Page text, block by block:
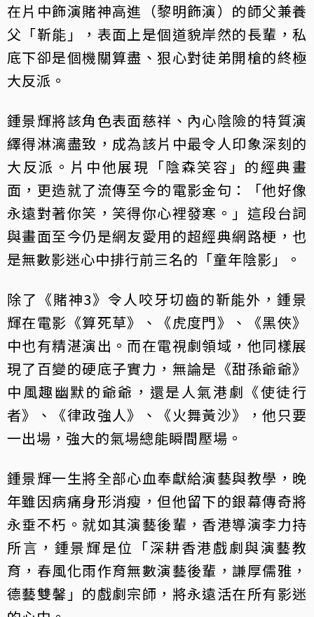
在片中飾演賭神高進（黎明飾演）的師父兼養
父「靳能」，表面上是個道貌岸然的長輩，私
底下卻是個機關算盡、狠心對徒弟開槍的終極
大反派。
鍾景輝將該角色表面慈祥、內心陰險的特質演
繹得淋漓盡致，成為該片中最令人印象深刻的
大反派。片中他展現「陰森笑容」的經典畫
面，更造就了流傳至今的電影金句：「他好像
永遠對著你笑，笑得你心裡發寒。」這段台詞
與畫面至今仍是網友愛用的超經典網路梗，也
是無數影迷心中排行前三名的「童年陰影」。
除了《賭神3》令人咬牙切齒的靳能外，鍾景
輝在電影《算死草》、《虎度門》、《黑俠》
中也有精湛演出。而在電視劇領域，他同樣展
現了百變的硬底子實力，無論是《甜孫爺爺》
中風趣幽默的爺爺，還是人氣港劇《使徒行
者》、《律政強人》、《火舞黃沙》，他只要
一出場，強大的氣場總能瞬間壓場。
鍾景輝一生將全部心血奉獻給演藝與教學，晚
年雖因病痛身形消瘦，但他留下的銀幕傳奇將
永垂不朽。就如其演藝後輩，香港導演李力持
所言，鍾景輝是位「深耕香港戲劇與演藝教
育，春風化雨作育無數演藝後輩，謙厚儒雅，
德藝雙馨」的戲劇宗師，將永遠活在所有影迷